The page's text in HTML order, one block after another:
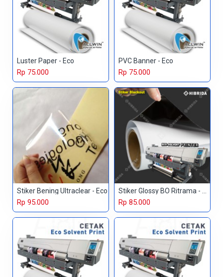
Luster Paper - Eco
Rp 75.000
PVC Banner - Eco
Rp 75.000
Stiker Bening Ultraclear - Eco
Rp 95.000
Stiker Glossy BO Ritrama - Eco
Rp 85.000